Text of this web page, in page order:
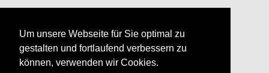
Um unsere Webseite für Sie optimal zu
gestalten und fortlaufend verbessern zu
können, verwenden wir Cookies.